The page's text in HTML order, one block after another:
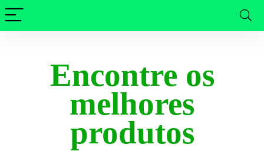
Encontre os
melhores
produtos